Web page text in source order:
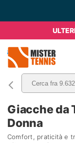
Giacche da
Donna
Comfort, praticità e